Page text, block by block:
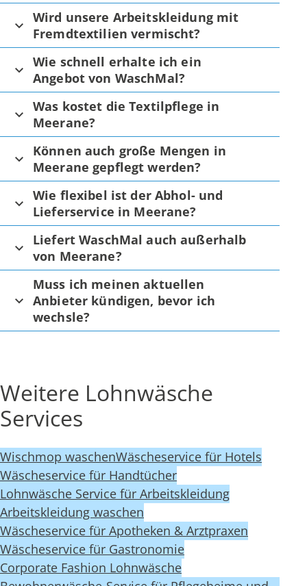
Wird unsere Arbeitskleidung mit
Fremdtextilien vermischt?
Wie schnell erhalte ich ein
Angebot von WaschMal?
Was kostet die Textilpflege in
Meerane?
Können auch große Mengen in
Meerane gepflegt werden?
Wie flexibel ist der Abhol- und
Lieferservice in Meerane?
Liefert WaschMal auch außerhalb
von Meerane?
Muss ich meinen aktuellen
Anbieter kündigen, bevor ich
wechsle?
Weitere Lohnwäsche
Services
Wischmop waschenWäscheservice für Hotels
Wäscheservice für Handtücher
Lohnwäsche Service für Arbeitskleidung
Arbeitskleidung waschen
Wäscheservice für Apotheken & Arztpraxen
Wäscheservice für Gastronomie
Corporate Fashion Lohnwäsche